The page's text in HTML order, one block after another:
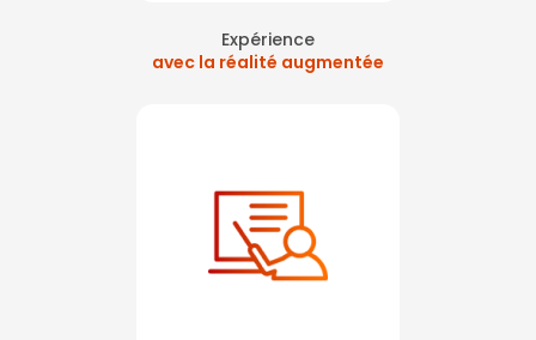
Expérience
avec la réalité augmentée